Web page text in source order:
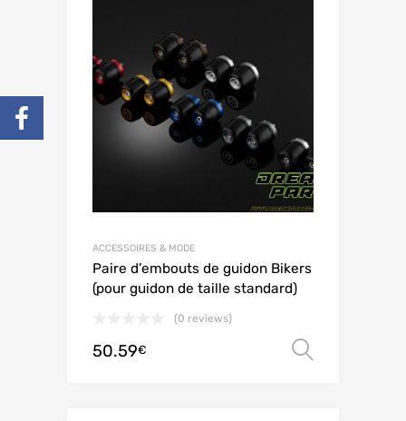
ACCESSOIRES & MODE
Paire d’embouts de guidon Bikers
(pour guidon de taille standard)
(0 reviews)
50.59€